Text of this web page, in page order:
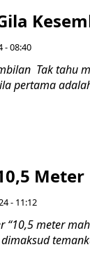
- 08:40
Tak tahu
pertama
Meter
- 11:12
“10,5 meter